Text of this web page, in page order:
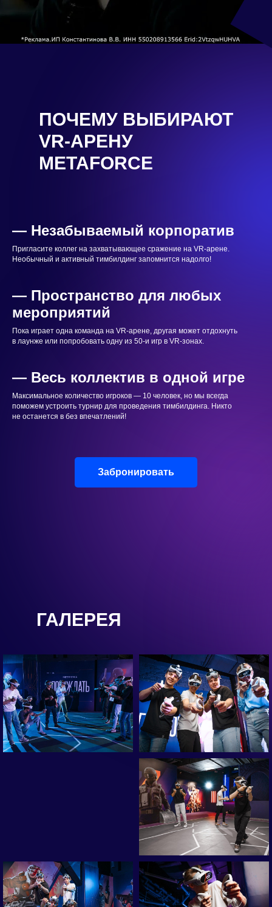
ПОЧЕМУ ВЫБИРАЮТ
VR-АРЕНУ
METAFORCE
— Незабываемый корпоратив
Пригласите коллег на захватывающее сражение на VR-арене.
Необычный и активный тимбилдинг запомнится надолго!
— Пространство для любых
мероприятий
Пока играет одна команда на VR-арене, другая может отдохнуть
в лаунже или попробовать одну из 50-и игр в VR-зонах.
— Весь коллектив в одной игре
Максимальное количество игроков — 10 человек, но мы всегда
поможем устроить турнир для проведения тимбилдинга. Никто
не останется в без впечатлений!
Забронировать
ГАЛЕРЕЯ